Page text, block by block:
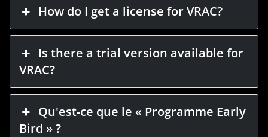
How do I get a license for VRAC?
Is there a trial version available for
VRAC?
Qu'est-ce que le « Programme Early
Bird » ?